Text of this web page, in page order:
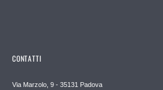
CONTATTI
Via Marzolo, 9 - 35131 Padova